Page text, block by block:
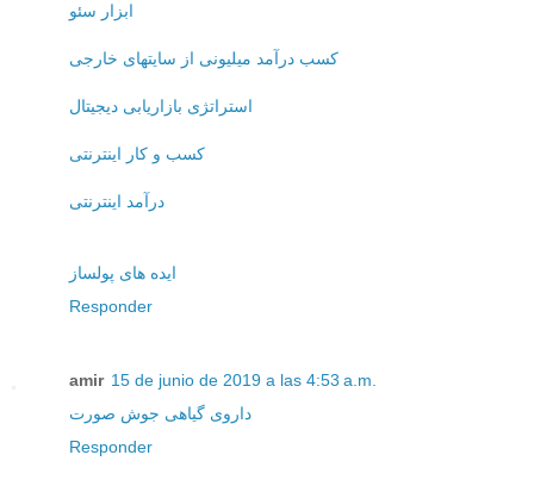
ابزار سئو
کسب درآمد میلیونی از سایتهای خارجی
استراتژی بازاریابی دیجیتال
کسب و کار اینترنتی
درآمد اینترنتی
ایده های پولساز
Responder
amir 15 de junio de 2019 a las 4:53 a.m.
داروی گیاهی جوش صورت
Responder